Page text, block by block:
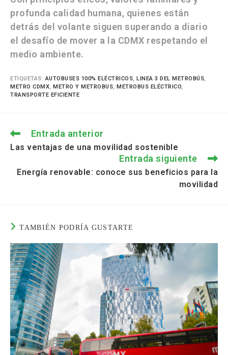
profunda calidad humana, quienes están
detrás del volante siguen superando a diario
el desafío de mover a la CDMX respetando el
medio ambiente.
ETIQUETAS:AUTOBUSES 100% ELÉCTRICOS, LINEA 3 DEL METROBÚS,
METRO CDMX, METRO Y METROBUS, METROBUS ELÉCTRICO,
TRANSPORTE EFICIENTE
Entrada anterior
Las ventajas de una movilidad sostenible
Entrada siguiente
Energía renovable: conoce sus beneficios para la
movilidad
TAMBIÉN PODRÍA GUSTARTE